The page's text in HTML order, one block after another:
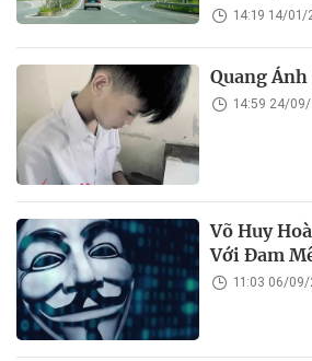
14:19 14/01/
Quang
14:59 24/
Võ Huy
Với Đam
11:03 06/